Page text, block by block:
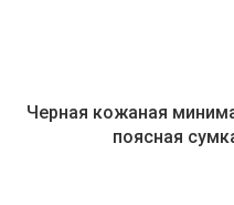
Черная кожаная
поясная